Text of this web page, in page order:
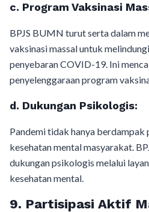
c. Program Vaksinasi
BPJS BUMN turut serta dalam
vaksinasi massal untuk
penyebaran COVID-19. Ini
penyelenggaraan program
d. Dukungan Psikologis:
Pandemi tidak hanya
kesehatan mental masyarakat.
dukungan psikologis melalui
kesehatan mental.
9. Partisipasi Aktif